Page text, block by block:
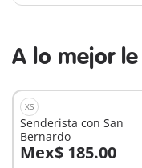
A lo mejor
XS
Senderista con San
Bernardo
Mex$ 185.00
A la cesta